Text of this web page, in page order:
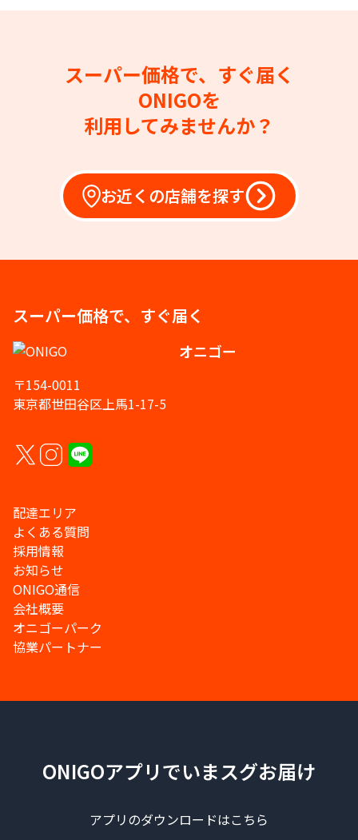
スーパー価格で、すぐ届く
ONIGOを
利用してみませんか？
お近くの店舗を探す
スーパー価格で、すぐ届く
オニゴー
〒154-0011
東京都世田谷区上馬1-17-5
配達エリア
よくある質問
採用情報
お知らせ
ONIGO通信
会社概要
オニゴーパーク
協業パートナー
ONIGOアプリでいまスグお届け
アプリのダウンロードはこちら